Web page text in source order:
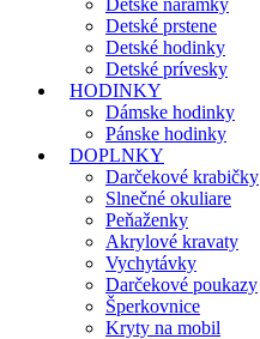
Detské náramky
Detské prstene
Detské hodinky
Detské prívesky
HODINKY
Dámske hodinky
Pánske hodinky
DOPLNKY
Darčekové krabičky
Slnečné okuliare
Peňaženky
Akrylové kravaty
Vychytávky
Darčekové poukazy
Šperkovnice
Kryty na mobil